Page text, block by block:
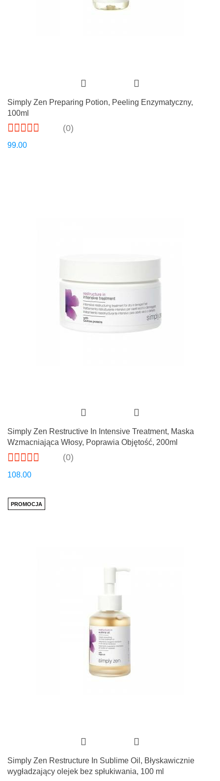
Simply Zen Preparing Potion, Peeling Enzymatyczny,
100ml
(0)
99.00
Simply Zen Restructive In Intensive Treatment, Maska
Wzmacniająca Włosy, Poprawia Objętość, 200ml
(0)
108.00
PROMOCJA
Simply Zen Restructure In Sublime Oil, Błyskawicznie
wygładzający olejek bez spłukiwania, 100 ml